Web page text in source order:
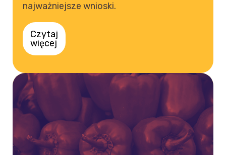
najważniejsze wnioski.
Czytaj
więcej